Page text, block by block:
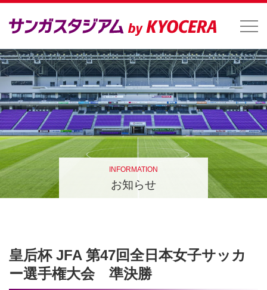
INFORMATION
お知らせ
皇后杯 JFA 第47回全日本女子サッカ
ー選手権大会 準決勝